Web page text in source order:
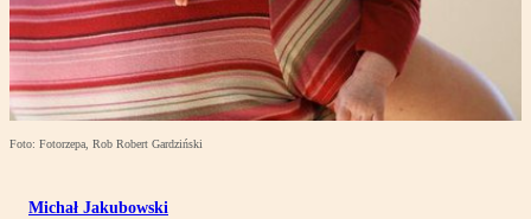
Foto: Fotorzepa, Rob Robert Gardziński
Michał Jakubowski